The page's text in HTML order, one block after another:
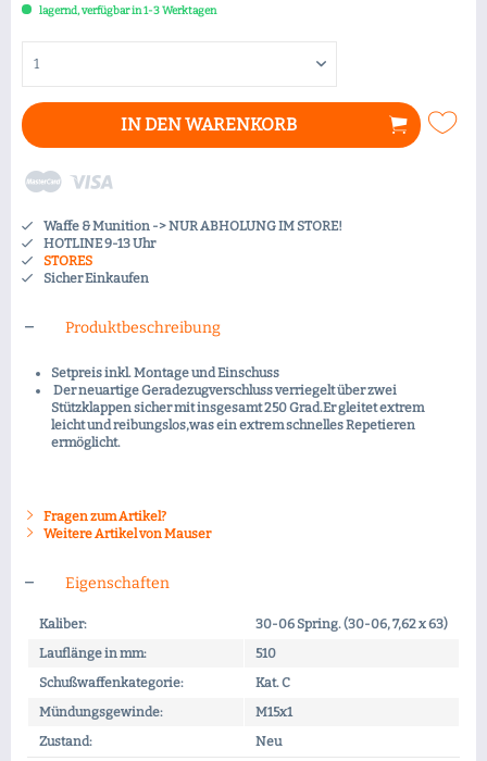
lagernd, verfügbar in 1-3 Werktagen
IN DENWARENKORB
Waffe & Munition -> NUR ABHOLUNG IM STORE!
HOTLINE 9-13 Uhr
STORES
Sicher Einkaufen
Produktbeschreibung
Setpreis inkl. Montage und Einschuss
Der neuartige Geradezugverschluss verriegelt über zwei
Stützklappen sicher mit insgesamt 250 Grad.Er gleitet extrem
leicht und reibungslos,was ein extrem schnelles Repetieren
ermöglicht.
Fragen zum Artikel?
Weitere Artikel von Mauser
Eigenschaften
Kaliber:
30-06 Spring. (30-06, 7,62 x 63)
Lauflänge in mm:
510
Schußwaffenkategorie:
Kat. C
Mündungsgewinde:
M15x1
Zustand:
Neu